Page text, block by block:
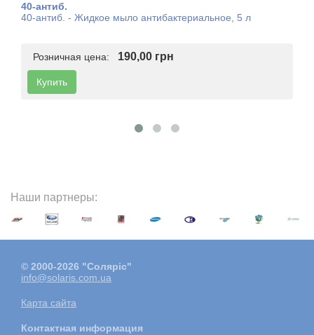
40-антиб.
40-антиб. - Жидкое мыло антибактериальное, 5 л
Розничная цена: 190,00 грн
Купить
Наши партнеры:
© 2000-2026 "Соляріс"
info@solaris.com.ua
Карта сайта
Контактная информация